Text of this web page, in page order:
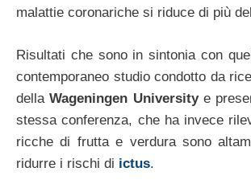
malattie coronariche si riduce di più
Risultati che sono in sintonia con
contemporaneo studio condotto da
dellaWageningen Universitye
stessa conferenza, che ha invece
ricche di frutta e verdura sono
ridurre i rischi di ictus.